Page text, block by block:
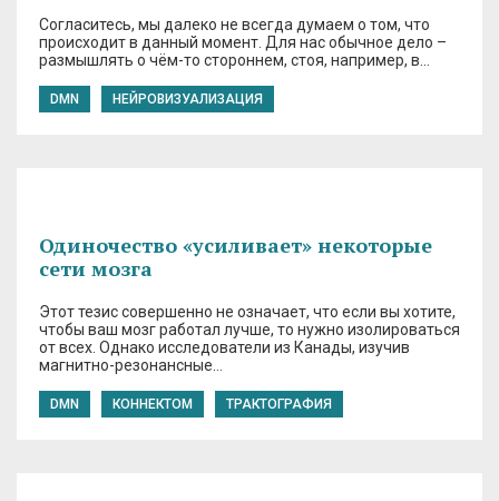
Согласитесь, мы далеко не всегда думаем о том, что
происходит в данный момент. Для нас обычное дело –
размышлять о чём-то стороннем, стоя, например, в…
DMN НЕЙРОВИЗУАЛИЗАЦИЯ
Одиночество «усиливает» некоторые
сети мозга
Этот тезис совершенно не означает, что если вы хотите,
чтобы ваш мозг работал лучше, то нужно изолироваться
от всех. Однако исследователи из Канады, изучив
магнитно-резонансные…
DMN КОННЕКТОМ ТРАКТОГРАФИЯ